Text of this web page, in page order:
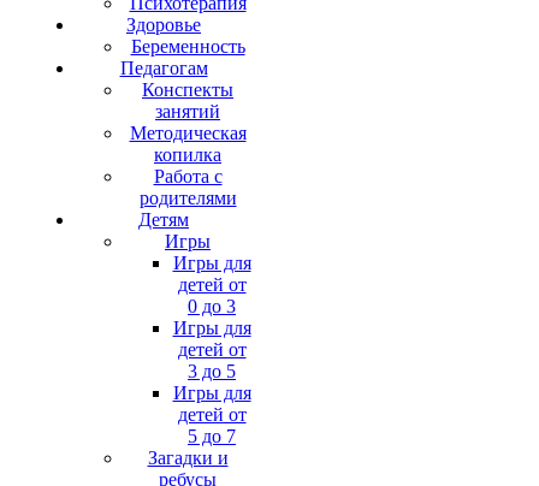
Здоровье
Беременность
Педагогам
Конспекты
занятий
Методическая
копилка
Работа с
родителями
Детям
Игры
Игры для
детей от
0 до 3
Игры для
детей от
3 до 5
Игры для
детей от
5 до 7
Загадки и
ребусы